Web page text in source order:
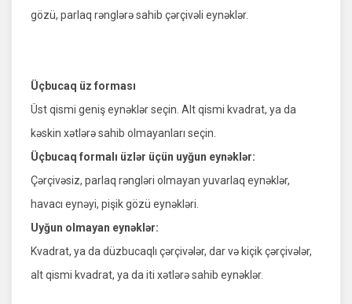
gözü, parlaq rənglərə sahib çərçivəli eynəklər.
Üçbucaq üz forması
Üst qismi geniş eynəklər seçin. Alt qismi kvadrat, ya da
kəskin xətlərə sahib olmayanları seçin.
Üçbucaq formalı üzlər üçün uyğun eynəklər:
Çərçivəsiz, parlaq rəngləri olmayan yuvarlaq eynəklər,
havacı eynəyi, pişik gözü eynəkləri.
Uyğun olmayan eynəklər:
Kvadrat, ya da düzbucaqlı çərçivələr, dar və kiçik çərçivələr,
alt qismi kvadrat, ya da iti xətlərə sahib eynəklər.